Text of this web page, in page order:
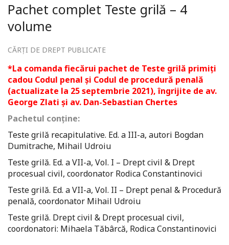
Pachet complet Teste grilă – 4
volume
CĂRȚI DE DREPT PUBLICATE
*La comanda fiecărui pachet de Teste grilă primiți
cadou Codul penal și Codul de procedură penală
(actualizate la 25 septembrie 2021), îngrijite de av.
George Zlati și av. Dan-Sebastian Chertes
Pachetul conține:
Teste grilă recapitulative. Ed. a III-a, autori Bogdan
Dumitrache, Mihail Udroiu
Teste grilă. Ed. a VII-a, Vol. I – Drept civil & Drept
procesual civil, coordonator Rodica Constantinovici
Teste grilă. Ed. a VII-a, Vol. II – Drept penal & Procedură
penală, coordonator Mihail Udroiu
Teste grilă. Drept civil & Drept procesual civil,
coordonatori: Mihaela Tăbârcă, Rodica Constantinovici